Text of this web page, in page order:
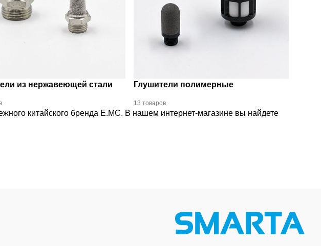
из нержавеющей стали Глушители полимерные
13 товаров
китайского бренда E.MC. В нашем интернет-магазине вы найдете